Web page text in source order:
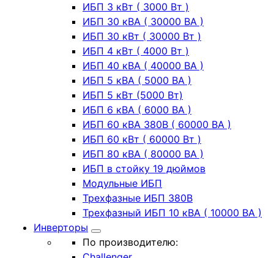
ИБП 3 кВт ( 3000 Вт )
ИБП 30 кВА ( 30000 ВА )
ИБП 30 кВт ( 30000 Вт )
ИБП 4 кВт ( 4000 Вт )
ИБП 40 кВА ( 40000 ВА )
ИБП 5 кВА ( 5000 ВА )
ИБП 5 кВт (5000 Вт)
ИБП 6 кВА ( 6000 ВА )
ИБП 60 кВА 380В ( 60000 ВА )
ИБП 60 кВт ( 60000 Вт )
ИБП 80 кВА ( 80000 ВА )
ИБП в стойку 19 дюймов
Модульные ИБП
Трехфазные ИБП 380В
Трехфазный ИБП 10 кВА ( 10000 ВА )
Инверторы
По производителю: